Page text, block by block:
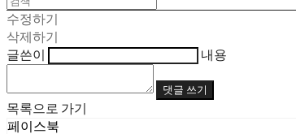
수정하기
삭제하기
글쓴이
내용
댓글 쓰기
목록으로 가기
페이스북